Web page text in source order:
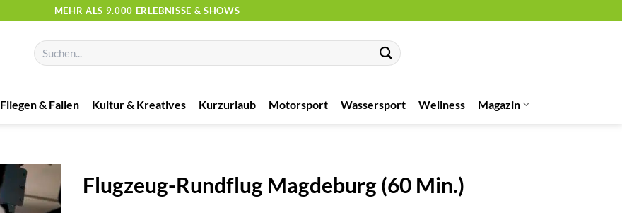
MEHR ALS 9.000 ERLEBNISSE & SHOWS
Suchen
nach:
Fliegen & Fallen Kultur & Kreatives Kurzurlaub Motorsport Wassersport Wellness Magazin
Flugzeug-Rundflug Magdeburg (60 Min.)